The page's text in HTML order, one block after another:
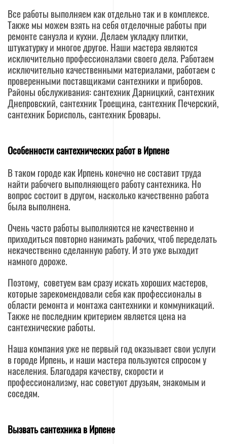
Все работы выполняем как отдельно так и в комплексе.
Также мы можем взять на себя отделочные работы при
ремонте санузла и кухни. Делаем укладку плитки,
штукатурку и многое другое. Наши мастера являются
исключительно профессионалами своего дела. Работаем
исключительно качественными материалами, работаем с
проверенными поставщиками сантехники и приборов.
Районы обслуживания:сантехник Дарницкий,сантехник
Днепровский,сантехник Троещина,сантехник Печерский,
сантехник Борисполь,сантехник Бровары.
Особенности сантехнических работ в Ирпене
В таком городе как Ирпень конечно не составит труда
найти рабочего выполняющего работу сантехника. Но
вопрос состоит в другом, насколько качественно работа
была выполнена.
Очень часто работы выполняются не качественно и
приходиться повторно нанимать рабочих, чтоб переделать
некачественно сделанную работу. И это уже выходит
намного дороже.
Поэтому, советуем вам сразу искать хороших мастеров,
которые зарекомендовали себя как профессионалы в
области ремонта и монтажа сантехники и коммуникаций.
Также не последним критерием является цена на
сантехнические работы.
Наша компания уже не первый год оказывает свои услуги
в городе Ирпень, и наши мастера пользуются спросом у
населения. Благодаря качеству, скорости и
профессионализму, нас советуют друзьям, знакомым и
соседям.
Вызвать сантехника в Ирпене